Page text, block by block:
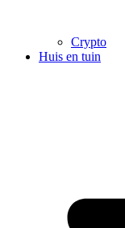
Crypto
Huis en tuin